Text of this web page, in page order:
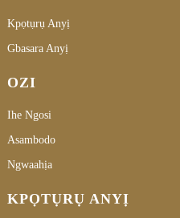
Kpọtụrụ Anyị
Gbasara Anyị
OZI
Ihe Ngosi
Asambodo
Ngwaahịa
KPỌTỤRỤ ANYỊ